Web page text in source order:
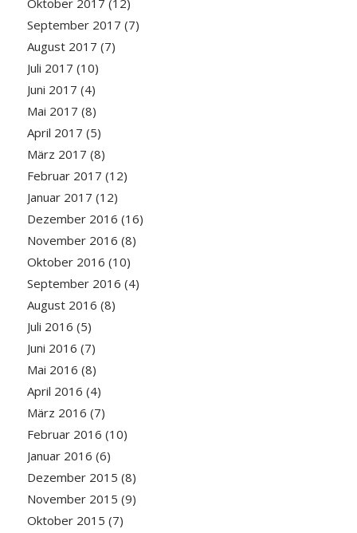
Oktober 2017 (12)
September 2017 (7)
August 2017 (7)
Juli 2017 (10)
Juni 2017 (4)
Mai 2017 (8)
April 2017 (5)
März 2017 (8)
Februar 2017 (12)
Januar 2017 (12)
Dezember 2016 (16)
November 2016 (8)
Oktober 2016 (10)
September 2016 (4)
August 2016 (8)
Juli 2016 (5)
Juni 2016 (7)
Mai 2016 (8)
April 2016 (4)
März 2016 (7)
Februar 2016 (10)
Januar 2016 (6)
Dezember 2015 (8)
November 2015 (9)
Oktober 2015 (7)